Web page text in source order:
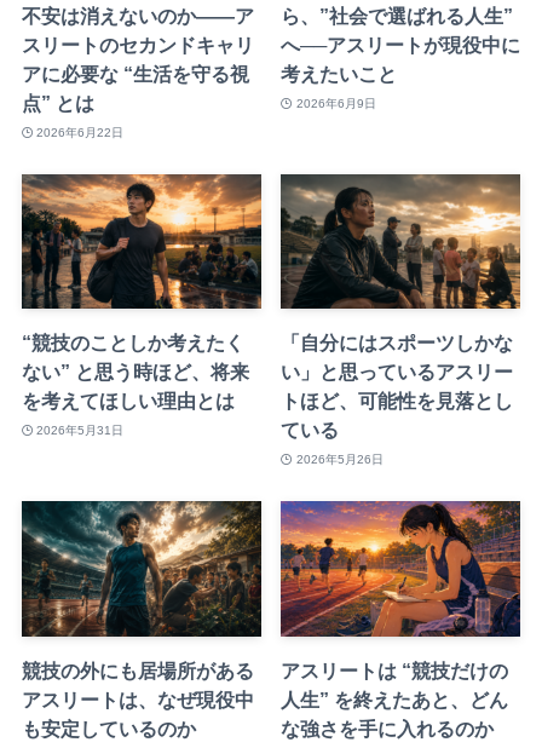
不安は消えないのか——ア
スリートのセカンドキャリ
アに必要な “生活を守る視
点” とは
2026年6月22日
ら、”社会で選ばれる人生”
へ──アスリートが現役中に
考えたいこと
2026年6月9日
“競技のことしか考えたく
ない” と思う時ほど、将来
を考えてほしい理由とは
2026年5月31日
「自分にはスポーツしかな
い」と思っているアスリー
トほど、可能性を見落とし
ている
2026年5月26日
競技の外にも居場所がある
アスリートは、なぜ現役中
も安定しているのか
アスリートは “競技だけの
人生” を終えたあと、どん
な強さを手に入れるのか